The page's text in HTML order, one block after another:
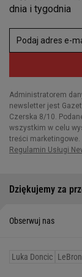
Dziękujemy za
Obserwuj nas
Luka Doncic